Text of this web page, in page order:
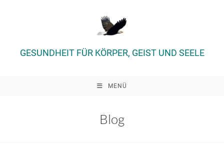
GESUNDHEIT FÜR KÖRPER, GEIST UND SEELE
MENÜ
Blog